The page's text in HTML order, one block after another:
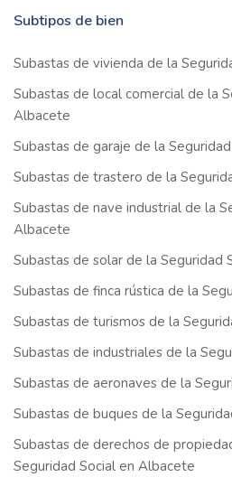
Subtipos de bien
Subastas de vivienda de la
Subastas de local comercial de la
Albacete
Subastas de garaje de la
Subastas de trastero de la
Subastas de nave industrial de la
Albacete
Subastas de solar de la Seguridad
Subastas de finca rústica de la
Subastas de turismos de la
Subastas de industriales de la
Subastas de aeronaves de la
Subastas de buques de la
Subastas de derechos de
Seguridad Social en Albacete